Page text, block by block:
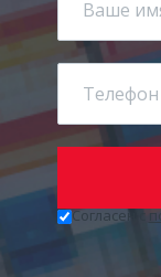
Согласен c
Оставьте
поле